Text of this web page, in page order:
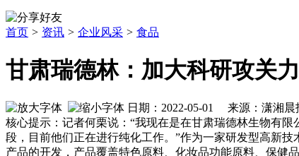
首页 > 资讯 > 企业风采 > 食品
甘肃瑞德林：加大科研攻关
日期：2022-05-01 来源：潇湘
核心提示：记者何栗说：“我现在是在甘肃瑞德林生物有
段，目前他们正在进行纯化工作。”作为一家研发型高新
产品的开发，产品覆盖特色原料、化妆品功能原料、保健